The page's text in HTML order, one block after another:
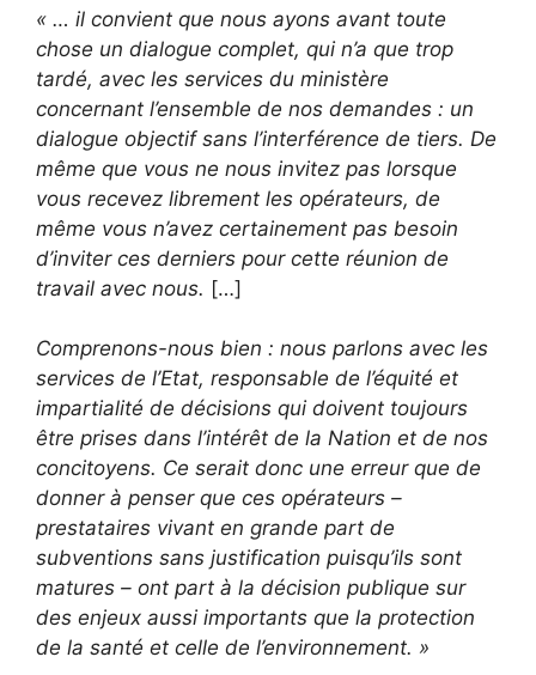
« … il convient que nous ayons avant toute
chose un dialogue complet, qui n’a que trop
tardé, avec les services du ministère
concernant l’ensemble de nos demandes : un
dialogue objectif sans l’interférence de tiers. De
même que vous ne nous invitez pas lorsque
vous recevez librement les opérateurs, de
même vous n’avez certainement pas besoin
d’inviter ces derniers pour cette réunion de
travail avec nous. […]
Comprenons-nous bien : nous parlons avec les
services de l’Etat, responsable de l’équité et
impartialité de décisions qui doivent toujours
être prises dans l’intérêt de la Nation et de nos
concitoyens. Ce serait donc une erreur que de
donner à penser que ces opérateurs –
prestataires vivant en grande part de
subventions sans justification puisqu’ils sont
matures – ont part à la décision publique sur
des enjeux aussi importants que la protection
de la santé et celle de l’environnement. »